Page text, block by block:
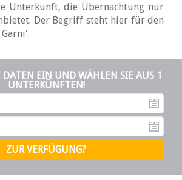
Unterkunft, die Übernachtung nur
Der Begriff steht hier für den
DATEN EIN UND WÄHLEN SIE AUS 1
UNTERKÜNFTEN!